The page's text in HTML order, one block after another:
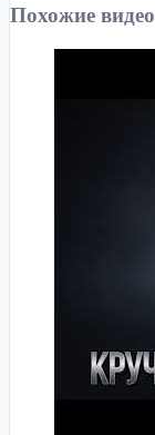
Похожие видео